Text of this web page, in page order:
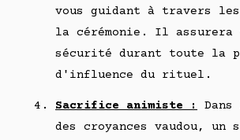
vous guidant à travers les
la cérémonie. Il assurera
sécurité durant toute la
d'influence du rituel.
Sacrifice animiste :
des croyances vaudou, un